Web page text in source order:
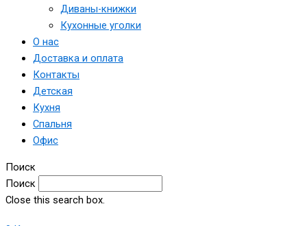
Диваны-книжки
Кухонные уголки
О нас
Доставка и оплата
Контакты
Детская
Кухня
Спальня
Офис
Поиск
Поиск
Close this search box.